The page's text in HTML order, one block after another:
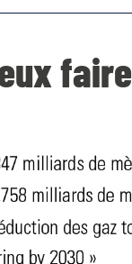
faire